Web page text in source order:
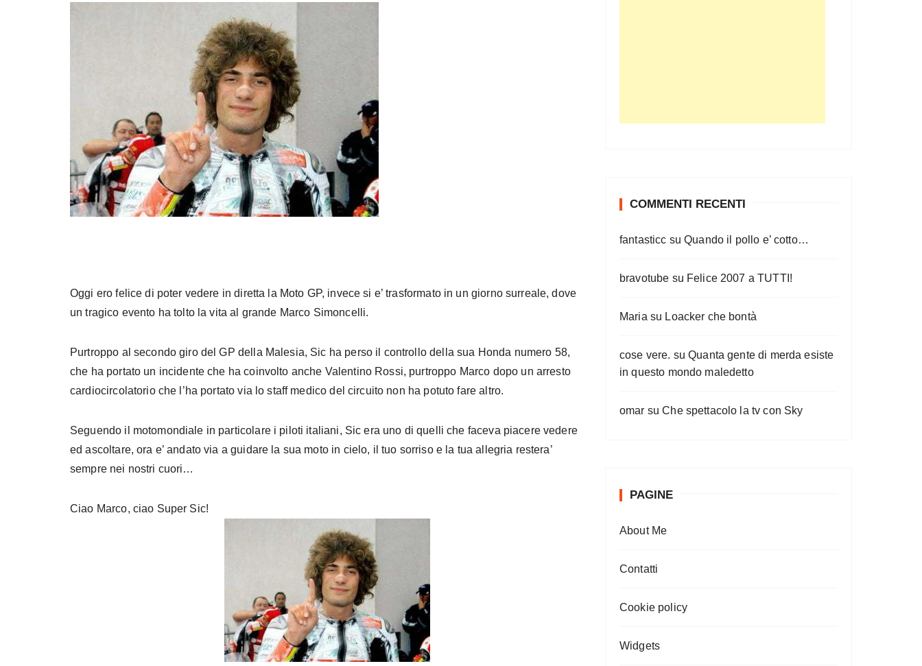
Oggi ero felice di poter vedere in diretta la Moto GP, invece si e’ trasformato in un giorno surreale, dove
un tragico evento ha tolto la vita al grande Marco Simoncelli.
Purtroppo al secondo giro del GP della Malesia, Sic ha perso il controllo della sua Honda numero 58,
che ha portato un incidente che ha coinvolto anche Valentino Rossi, purtroppo Marco dopo un arresto
cardiocircolatorio che l’ha portato via lo staff medico del circuito non ha potuto fare altro.
Seguendo il motomondiale in particolare i piloti italiani, Sic era uno di quelli che faceva piacere vedere
ed ascoltare, ora e’ andato via a guidare la sua moto in cielo, il tuo sorriso e la tua allegria restera’
sempre nei nostri cuori…
Ciao Marco, ciao Super Sic!
COMMENTI RECENTI
fantasticc suQuando il pollo e’ cotto…
bravotube su Felice 2007 a TUTTI!
Maria su Loacker che bontà
cose vere. suQuanta gente di merda esiste
in questo mondo maledetto
omar suChe spettacolo la tv con Sky
PAGINE
About Me
Contatti
Cookie policy
Widgets